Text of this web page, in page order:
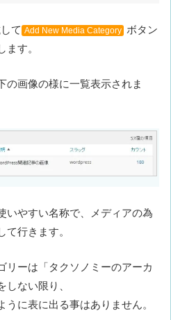
て Add New Media Category
ボタン
ます。
の画像の様に一覧表示されま
いやすい名称で、メディアの為
て行きます。
リーは「タクソノミーのアーカ
しない限り、
うに表に出る事はありません。